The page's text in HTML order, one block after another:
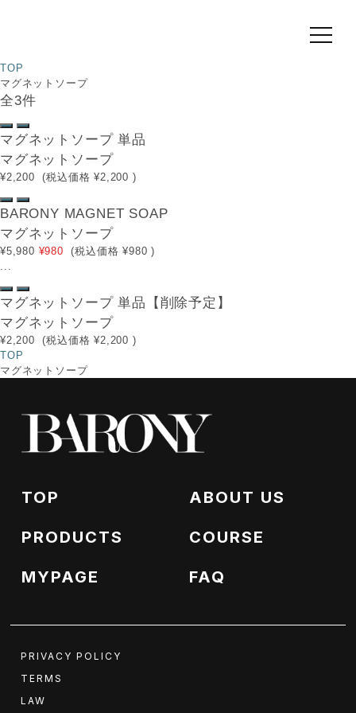
TOP
マグネットソープ
全3件
マグネットソープ 単品
マグネットソープ
¥2,200 (税込価格 ¥2,200 )
BARONY MAGNET SOAP
マグネットソープ
¥5,980 ¥980 (税込価格 ¥980 )
...
マグネットソープ 単品【削除予定】
マグネットソープ
¥2,200 (税込価格 ¥2,200 )
TOP
マグネットソープ
TOP ABOUT US
PRODUCTS COURSE
MYPAGE FAQ
PRIVACY POLICY
TERMS
LAW